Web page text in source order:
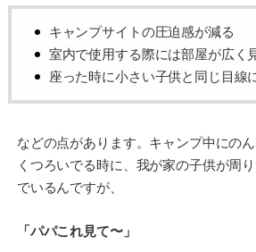
キャンプサイトの圧迫感が減る
室内で使用する際には部屋が広く
座った時に小さい子供と同じ目線
などの点があります。キャンプ中にの
くつろいでる時に、我が家の子供が周
でいるんですが、
「パパこれ見て〜」